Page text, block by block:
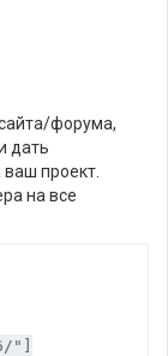
форума,
дать
проект.
на все
"]